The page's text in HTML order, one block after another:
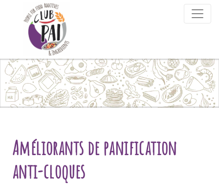
Skip to content
Améliorants de panification
anti-cloques